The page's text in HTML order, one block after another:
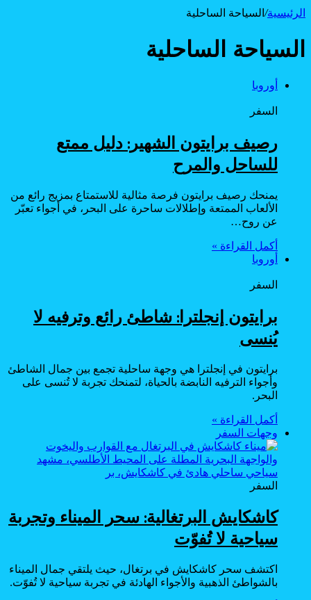
الرئيسية/ السياحة الساحلية
السياحة الساحلية
أوروبا
السفر
رصيف برايتون الشهير: دليل ممتع
للساحل والمرح
يمنحك رصيف برايتون فرصة مثالية للاستمتاع بمزيج رائع من
الألعاب الممتعة وإطلالات ساحرة على البحر، في أجواء تعبّر
عن روح…
أكمل القراءة »
أوروبا
السفر
برايتون إنجلترا: شاطئ رائع وترفيه لا
يُنسى
برايتون في إنجلترا هي وجهة ساحلية تجمع بين جمال الشاطئ
وأجواء الترفيه النابضة بالحياة، لتمنحك تجربة لا تُنسى على
البحر.
أكمل القراءة »
وجهات السفر
السفر
كاشكايش البرتغالية: سحر الميناء وتجربة
سياحية لا تُفوّت
اكتشف سحر كاشكايش في برتغال، حيث يلتقي جمال الميناء
بالشواطئ الذهبية والأجواء الهادئة في تجربة سياحية لا تُفوّت.